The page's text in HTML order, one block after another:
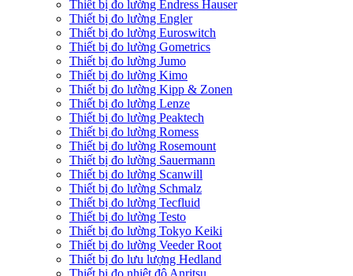
Thiết bị đo lường Endress Hauser
Thiết bị đo lường Engler
Thiết bị đo lường Euroswitch
Thiết bị đo lường Gometrics
Thiết bị đo lường Jumo
Thiết bị đo lường Kimo
Thiết bị đo lường Kipp & Zonen
Thiết bị đo lường Lenze
Thiết bị đo lường Peaktech
Thiết bị đo lường Romess
Thiết bị đo lường Rosemount
Thiết bị đo lường Sauermann
Thiết bị đo lường Scanwill
Thiết bị đo lường Schmalz
Thiết bị đo lường Tecfluid
Thiết bị đo lường Testo
Thiết bị đo lường Tokyo Keiki
Thiết bị đo lường Veeder Root
Thiết bị đo lưu lượng Hedland